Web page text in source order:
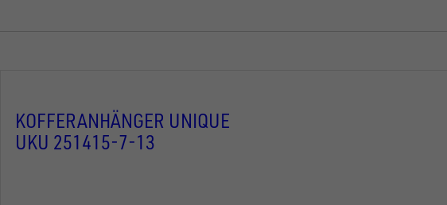
KOFFERANHÄNGER UNIQUE
UKU 251415-7-13